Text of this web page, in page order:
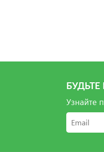
БУДЬТЕ
Узнайте